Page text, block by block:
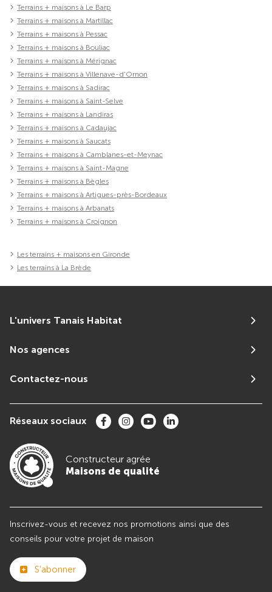
Terrains + maisons à Le Barp
Terrains + maisons à Martillac
Terrains + maisons à Pessac
Terrains + maisons à Bouliac
Terrains + maisons à Mérignac
Terrains + maisons à Villenave-d'Ornon
Terrains + maisons à Sadirac
Terrains + maisons à Saint-Selve
Terrains + maisons à Landiras
Terrains + maisons à Cadaujac
Terrains + maisons à Saucats
Terrains + maisons à Camblanes-et-Meynac
Terrains + maisons à Saint-Magne
Terrains + maisons à Bègles
Terrains + maisons à Artigues-près-Bordeaux
Terrains + maisons à Arbanats
Terrains + maisons à Croignon
Les terrains + maisons en Gironde
Les terrains à La Brède
L'univers Tanais Habitat
Nos agences
Contactez-nous
Réseaux sociaux
Constructeur agrée
Maisons de qualité
Inscrivez-vous et recevez nos promotions ainsi que des
conseils pour votre projet de maison
S'abonner